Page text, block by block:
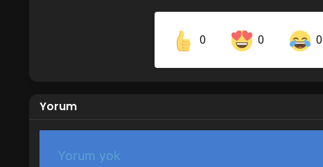
0 0 0
Yorum